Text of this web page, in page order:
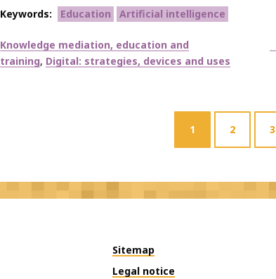
Keywords
Education Artificial intelligence
Themes
Knowledge mediation, education and
training Digital: strategies, devices and uses
1 2 3
Sitemap
Legal notice